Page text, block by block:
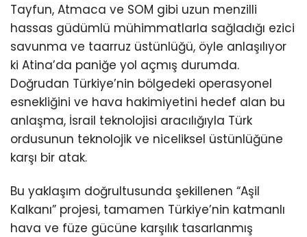
Tayfun, Atmaca ve SOM gibi uzun menzilli
hassas güdümlü mühimmatlarla sağladığı ezici
savunma ve taarruz üstünlüğü, öyle anlaşılıyor
ki Atina’da paniğe yol açmış durumda.
Doğrudan Türkiye’nin bölgedeki operasyonel
esnekliğini ve hava hakimiyetini hedef alan bu
anlaşma, İsrail teknolojisi aracılığıyla Türk
ordusunun teknolojik ve niceliksel üstünlüğüne
karşı bir atak.
Bu yaklaşım doğrultusunda şekillenen “Aşil
Kalkanı” projesi, tamamen Türkiye’nin katmanlı
hava ve füze gücüne karşılık tasarlanmış